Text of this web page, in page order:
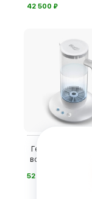
42 500 ⃏
Генератор
воды Biontech
52 000